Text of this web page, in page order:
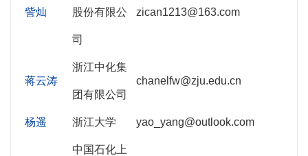
訾灿 股份有限公
司
zican1213@163.com
蒋云涛
浙江中化集
团有限公司
chanelfw@zju.edu.cn
杨遥 浙江大学 yao_yang@outlook.com
中国石化上